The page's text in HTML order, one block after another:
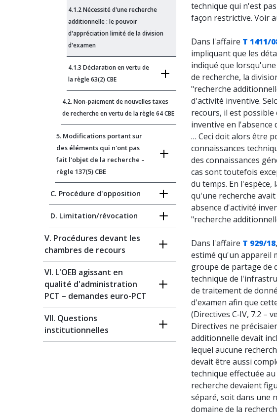
4.1.2 Nécessité d'une recherche
additionnelle : le pouvoir
d'appréciation limité de la division
d'examen
4.1.3 Déclaration en vertu de
la règle 63(2) CBE
4.2. Non-paiement de nouvelles taxes
de recherche en vertu de la règle 64 CBE
5. Modifications portant sur
des éléments qui n'ont pas
fait l'objet de la recherche –
règle 137(5) CBE
C. Procédure d'opposition
D. Limitation/révocation
V. Procédures devant les
chambres de recours
VI. L'OEB agissant en
qualité d'administration
PCT – demandes euro-PCT
VII. Questions
institutionnelles
technique qui n'est
façon restrictive. Voir
Dans l'affaire T 1411/
impliquant que les
indiqué que
de recherche, la
"recherche
d'activité inventive.
recours, il est
inventive en l'absence
… Ceci doit alors être
connaissances
des connaissances
cas sont toutefois
du temps. En
qu'une recherche
absence d'activité
"recherche
Dans l'affaire T 929/18
estimé qu'un appareil
groupe de partage de
technique de
de traitement de
d'examen afin que
(Directives C‑IV, 7.2 –
Directives ne
additionnelle devait
lequel aucune
devait être aussi
technique effectuée
recherche devaient
séparé, soit dans une
domaine de la